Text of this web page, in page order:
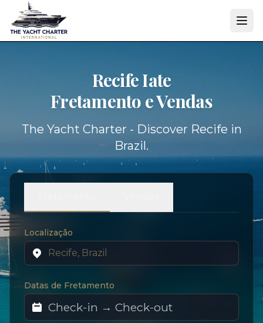
Recife Iate
Fretamento e Vendas
The Yacht Charter - Discover Recife in
Brazil.
Localização
Datas de Fretamento